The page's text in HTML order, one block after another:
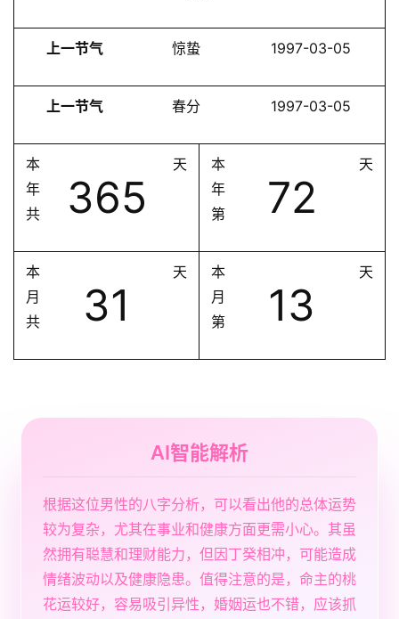
上一节气 惊蛰 1997-03-05
上一节气 春分 1997-03-05
本
年
共
365
天
本
年
第
72
天
本
月
共
31
天
本
月
第
13
天
AI智能解析
根据这位男性的八字分析，可以看出他的总体运势
较为复杂，尤其在事业和健康方面更需小心。其虽
然拥有聪慧和理财能力，但因丁癸相冲，可能造成
情绪波动以及健康隐患。值得注意的是，命主的桃
花运较好，容易吸引异性，婚姻运也不错，应该抓